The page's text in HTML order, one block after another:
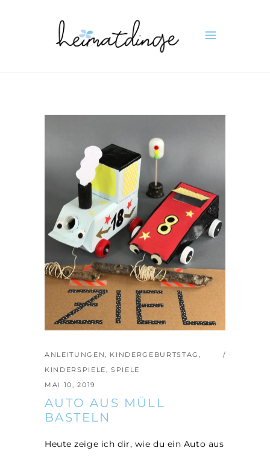
ANLEITUNGEN, KINDERGEBURTSTAG ,
KINDERSPIELE,SPIELE
MAI 10, 2019
AUTO AUS MÜLL
BASTELN
Heute zeige ich dir, wie du ein Auto aus